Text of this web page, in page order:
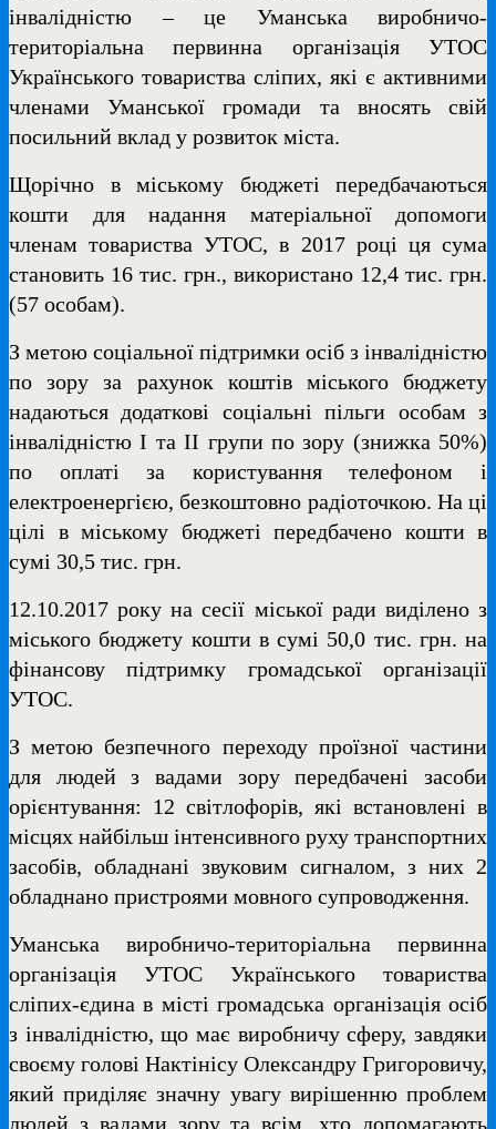
інвалідністю – це Уманська виробничо-
територіальна первинна організація УТОС
Українського товариства сліпих, які є активними
членами Уманської громади та вносять свій
посильний вклад у розвиток міста.
Щорічно в міському бюджеті передбачаються
кошти для надання матеріальної допомоги
членам товариства УТОС, в 2017 році ця сума
становить 16 тис. грн., використано 12,4 тис. грн.
(57 особам).
З метою соціальної підтримки осіб з інвалідністю
по зору за рахунок коштів міського бюджету
надаються додаткові соціальні пільги особам з
інвалідністю І та ІІ групи по зору (знижка 50%)
по оплаті за користування телефоном і
електроенергією, безкоштовно радіоточкою. На ці
цілі в міському бюджеті передбачено кошти в
сумі 30,5 тис. грн.
12.10.2017 року на сесії міської ради виділено з
міського бюджету кошти в сумі 50,0 тис. грн. на
фінансову підтримку громадської організації
УТОС.
З метою безпечного переходу проїзної частини
для людей з вадами зору передбачені засоби
орієнтування: 12 світлофорів, які встановлені в
місцях найбільш інтенсивного руху транспортних
засобів, обладнані звуковим сигналом, з них 2
обладнано пристроями мовного супроводження.
Уманська виробничо-територіальна первинна
організація УТОС Українського товариства
сліпих-єдина в місті громадська організація осіб
з інвалідністю, що має виробничу сферу, завдяки
своєму голові Нактінісу Олександру Григоровичу,
який приділяє значну увагу вирішенню проблем
людей з вадами зору та всім, хто допомагають